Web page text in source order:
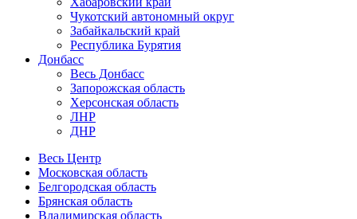
Чукотский автономный округ
Забайкальский край
Республика Бурятия
Донбасс
Весь Донбасс
Запорожская область
Херсонская область
ЛНР
ДНР
Весь Центр
Московская область
Белгородская область
Брянская область
Владимирская область